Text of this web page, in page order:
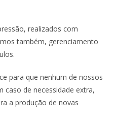
realizados com
também, gerenciamento
que nenhum de nossos
caso de necessidade extra,
a produção de novas